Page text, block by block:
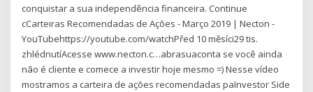
conquistar a sua independência financeira. Continue
cCarteiras Recomendadas de Ações - Março 2019 | Necton -
YouTubehttps://youtube.com/watchPřed 10 měsíci29 tis.
zhlédnutíAcesse www.necton.c…abrasuaconta se você ainda
não é cliente e comece a investir hoje mesmo =) Nesse vídeo
mostramos a carteira de ações recomendadas paInvestor Side